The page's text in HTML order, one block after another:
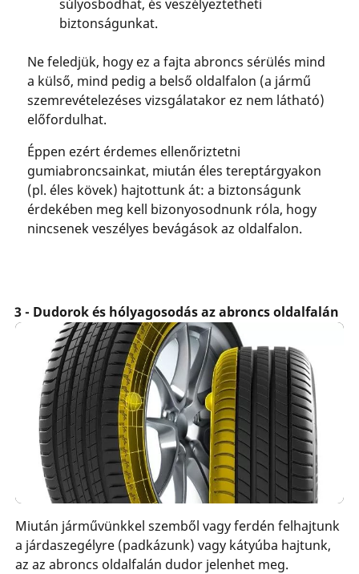
súlyosbodhat, és veszélyeztetheti
biztonságunkat.
Ne feledjük, hogy ez a fajta abroncs sérülés mind
a külső, mind pedig a belső oldalfalon (a jármű
szemrevételezéses vizsgálatakor ez nem látható)
előfordulhat.
Éppen ezért érdemes ellenőriztetni
gumiabroncsainkat, miután éles tereptárgyakon
(pl. éles kövek) hajtottunk át: a biztonságunk
érdekében meg kell bizonyosodnunk róla, hogy
nincsenek veszélyes bevágások az oldalfalon.
3 - Dudorok és hólyagosodás az abroncs oldalfalán
Miután járművünkkel szemből vagy ferdén felhajtunk
a járdaszegélyre (padkázunk) vagy kátyúba hajtunk,
az az abroncs oldalfalán dudor jelenhet meg.